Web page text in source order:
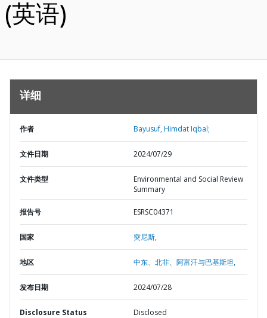
(英语)
详细
作者 Bayusuf, Himdat Iqbal;
文件日期 2024/07/29
文件类型
Environmental and Social Review
Summary
报告号 ESRSC04371
国家 突尼斯,
地区 中东、北非、阿富汗与巴基斯坦,
发布日期 2024/07/28
Disclosure Status Disclosed